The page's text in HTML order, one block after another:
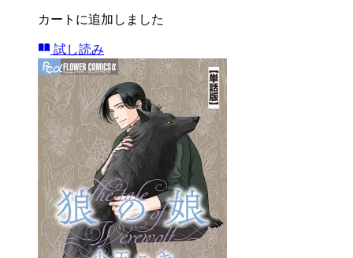
カートに追加しました
試し読み